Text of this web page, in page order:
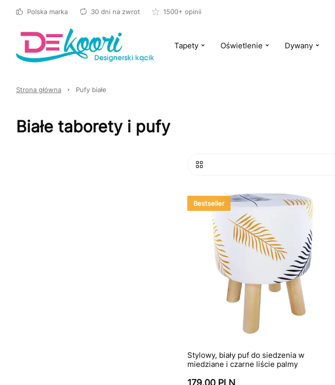
Polska marka 30 dni na zwrot 1500+ opinii
Tapety Oświetlenie Dywany
Strona główna Pufy białe
Białe taborety i pufy
Bestseller
Stylowy, biały puf do siedzenia w
miedziane i czarne liście palmy
179.00 PLN